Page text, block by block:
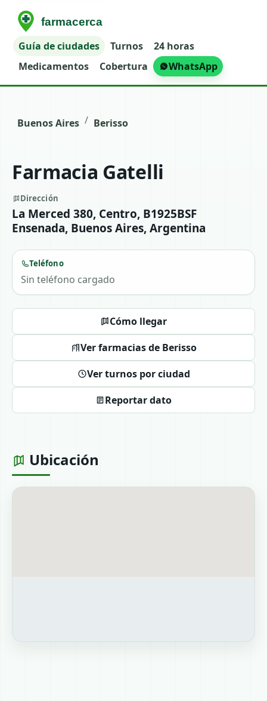
Guía de ciudades Turnos
24 horas
Medicamentos
Cobertura WhatsApp
Buenos Aires / Berisso
Farmacia Gatelli
Dirección
La Merced 380, Centro, B1925BSF
Ensenada, Buenos Aires, Argentina
Teléfono
Sin teléfono cargado
Cómo llegar
Ver farmacias de Berisso
Ver turnos por ciudad
Reportar dato
Ubicación